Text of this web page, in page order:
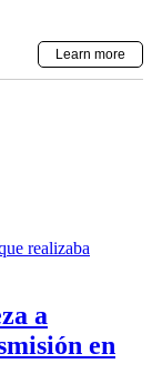
a
en